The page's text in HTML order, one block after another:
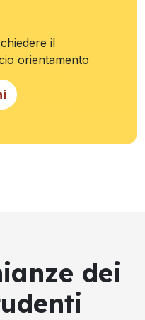
il
orientamento
dei